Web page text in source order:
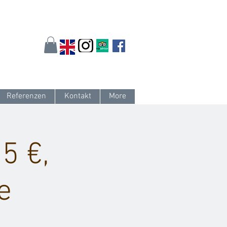
Referenzen Kontakt More
€,